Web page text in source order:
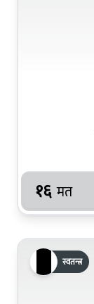
१६ मत
स्वतन्त्र